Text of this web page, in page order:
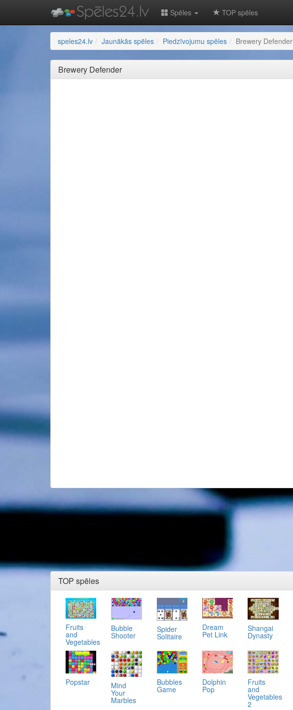
Spēles TOP spēles
speles24.lv Jaunākās spēles Piedzīvojumu spēles Brewery Defender
Brewery Defender
TOP spēles
Fruits
and
Vegetables
Bubble
Shooter
Spider
Solitaire
Dream
Pet Link
Shangai
Dynasty
Popstar Mind
Your
Marbles
Bubbles
Game
Dolphin
Pop
Fruits
and
Vegetables
2